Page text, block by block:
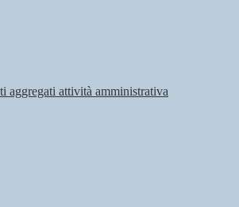
aggregati attività amministrativa